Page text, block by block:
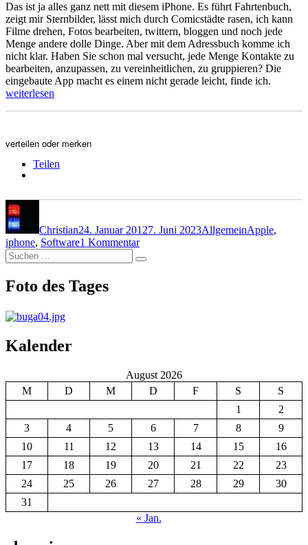
Das ist ja alles ganz nett mit diesem iPhone. Es führt Fahrtenbuch,
zeigt mir Sternbilder, lässt mich durch Comicstädte rasen, ich kann
Filme drehen, Fotos bearbeiten, twittern, bloggen und noch jede
Menge andere dolle Dinge. Aber mit dem Adressbuch komme ich
nicht klar. Haben Sie schon mal versucht, jede Menge Kontakte zu
bearbeiten, anzupassen, zu vereinheitlichen, zu gruppieren? Die
eingebaute App macht es einem nicht gerade leicht, finde ich.
weiterlesen
verteilen oder merken
Teilen
Christian24. Januar 20127. Juni 2023AllgemeinApple,
iphone, Software1 Kommentarzu
Suchen
nach:
Suchen
Foto des Tages
Kalender
August 2026
M
D M D F S
S
1
2
3
4 5 6 7 8
9
10
11 12 13 14 15
16
17
18 19 20 21 22
23
24
25 26 27 28 29
30
31
« Jan.